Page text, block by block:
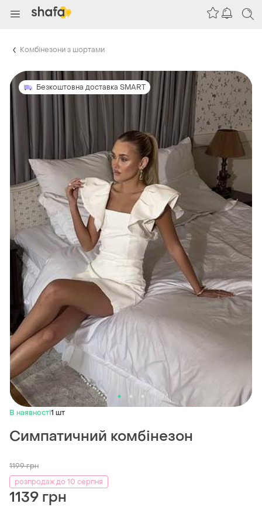
Комбінезони з шортами
Безкоштовна доставка SMART
В наявності1 шт
Симпатичний комбінезон
1199грн
розпродаж до 10 серпня
1139 грн